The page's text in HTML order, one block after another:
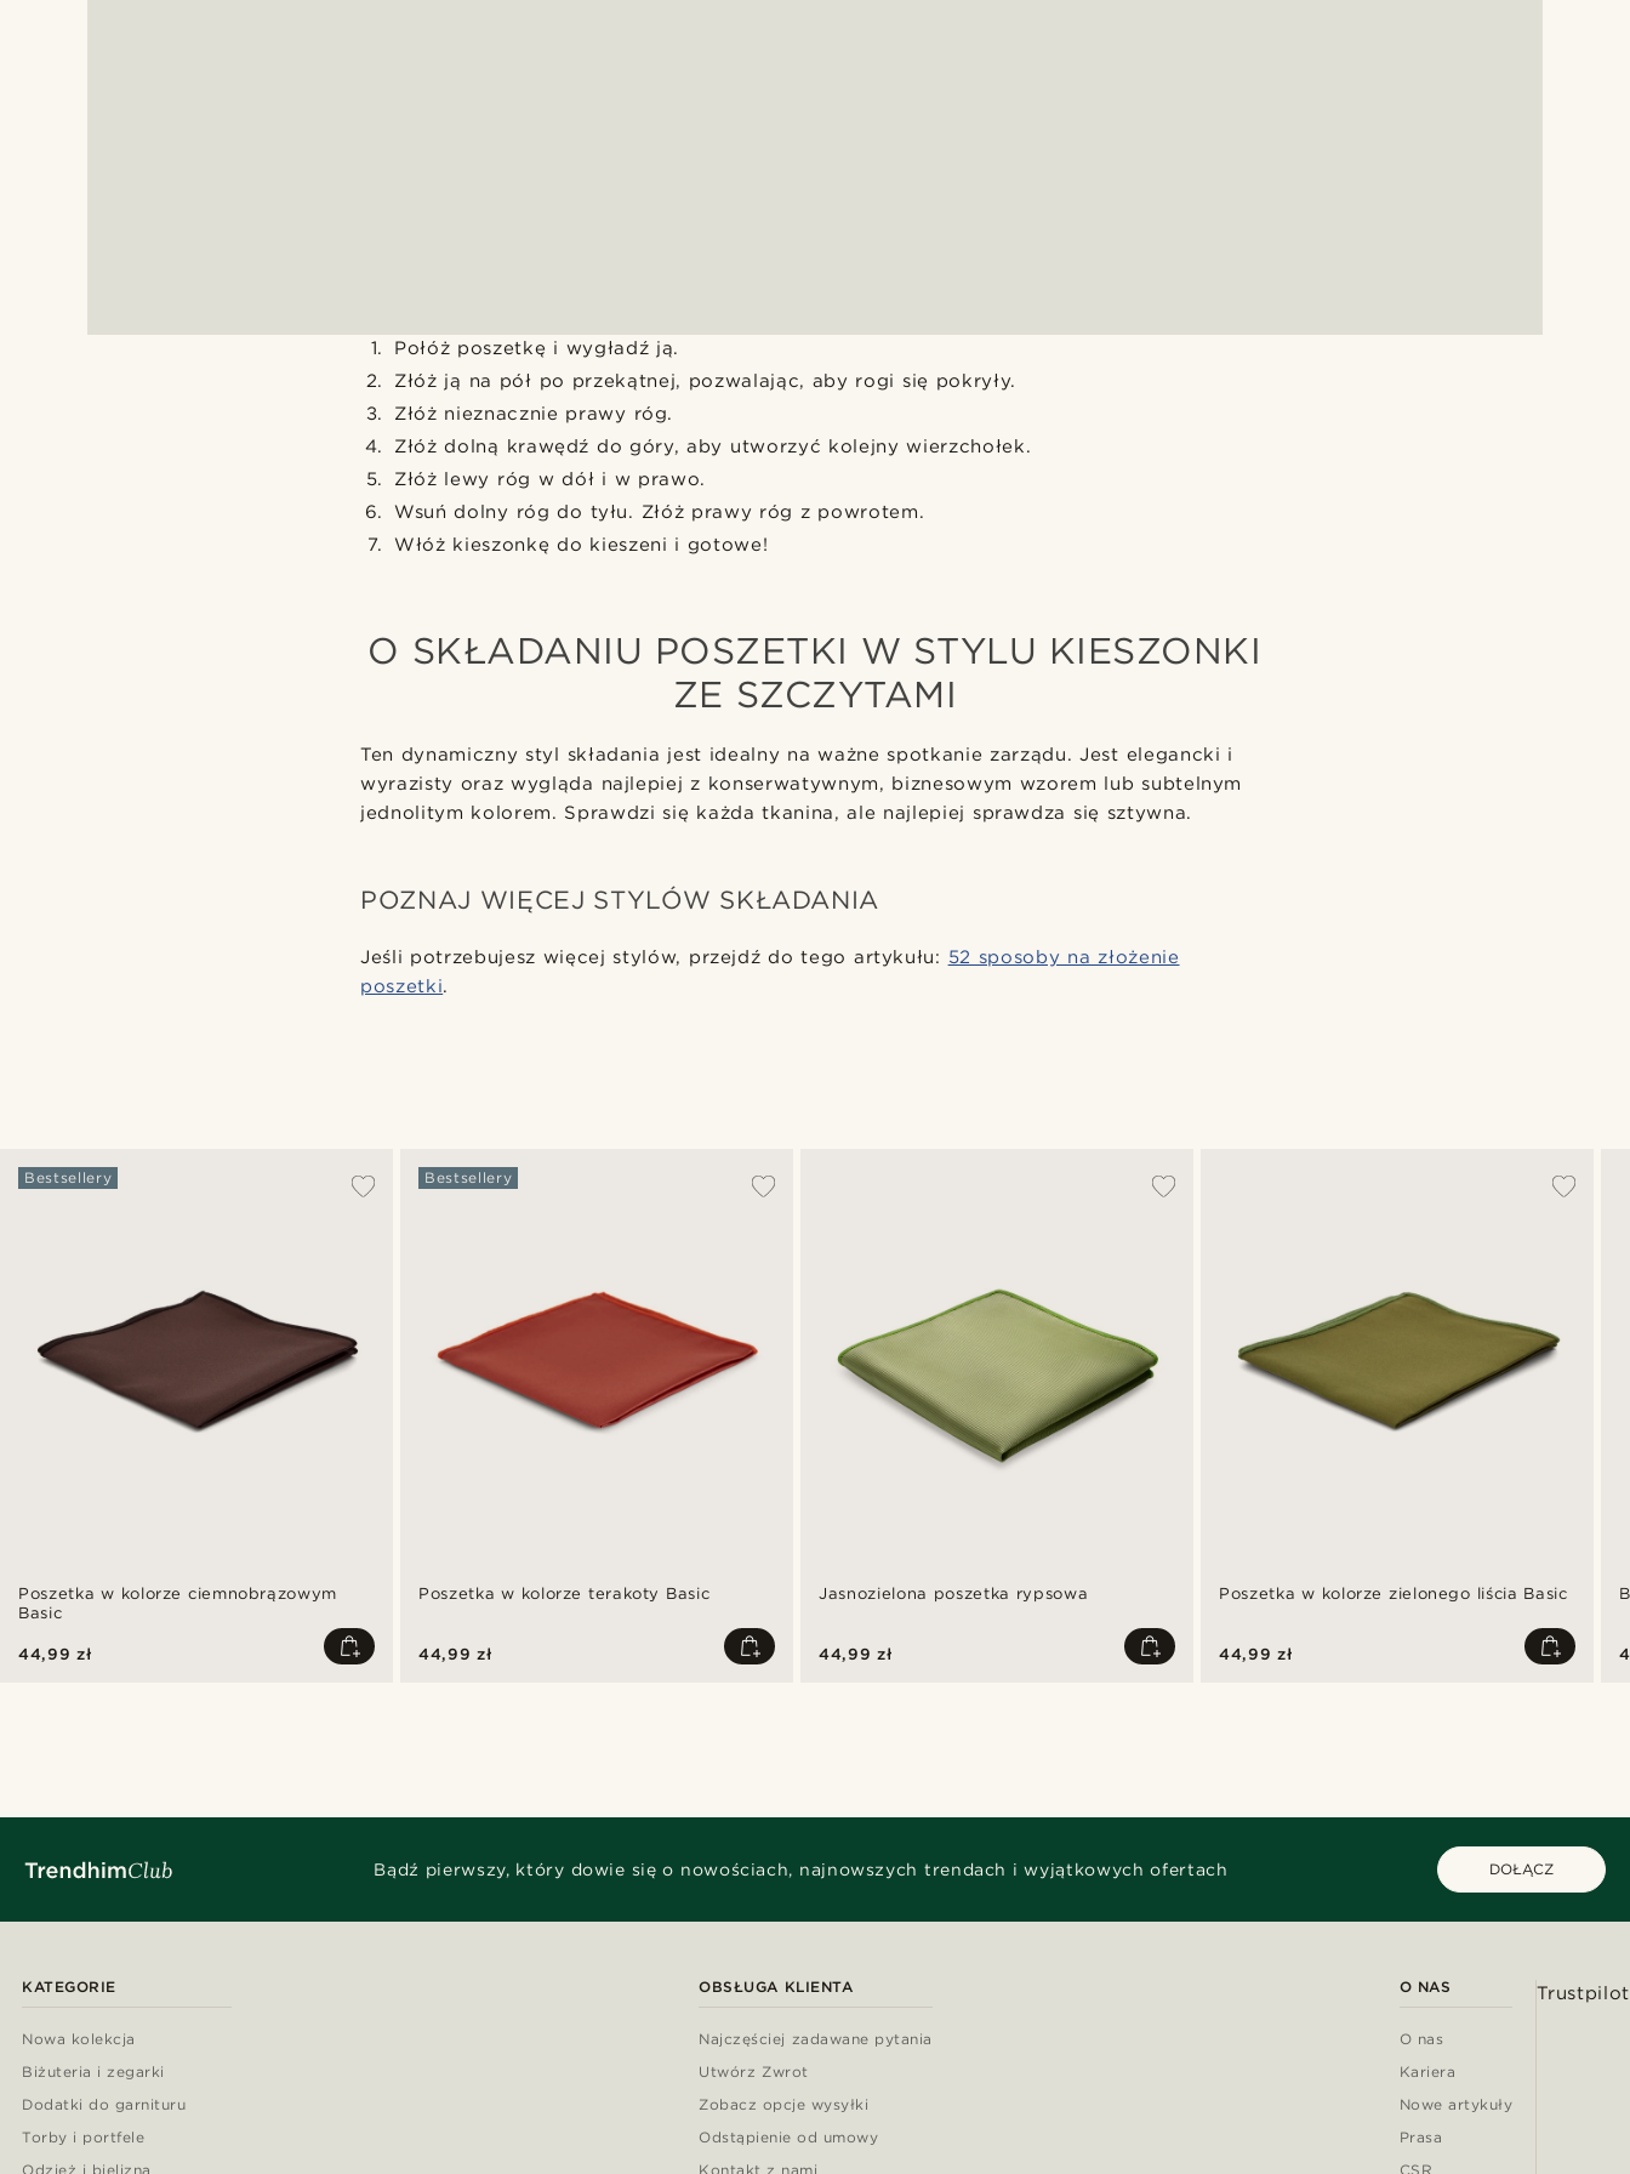
Połóż poszetkę i wygładź ją.
Złóż ją na pół po przekątnej, pozwalając, aby rogi się pokryły.
Złóż nieznacznie prawy róg.
Złóż dolną krawędź do góry, aby utworzyć kolejny wierzchołek.
Złóż lewy róg w dół i w prawo.
Wsuń dolny róg do tyłu. Złóż prawy róg z powrotem.
Włóż kieszonkę do kieszeni i gotowe!
O SKŁADANIU POSZETKI W STYLU KIESZONKI
ZE SZCZYTAMI
Ten dynamiczny styl składania jest idealny na ważne spotkanie zarządu. Jest elegancki i
wyrazisty oraz wygląda najlepiej z konserwatywnym, biznesowym wzorem lub subtelnym
jednolitym kolorem. Sprawdzi się każda tkanina, ale najlepiej sprawdza się sztywna.
POZNAJ WIĘCEJ STYLÓW SKŁADANIA
Jeśli potrzebujesz więcej stylów, przejdź do tego artykułu: 52 sposoby na złożenie
poszetki.
Poszetka w kolorze ciemnobrązowym
Basic
Bestsellery
44,99 zł
Poszetka w kolorze terakoty Basic
Bestsellery
44,99 zł
Jasnozielona poszetka rypsowa
44,99 zł
Poszetka w kolorze zielonego liścia Basic
44,99 zł
Bądź pierwszy, który dowie się o nowościach, najnowszych trendach i wyjątkowych ofertach DOŁĄCZ
KATEGORIE
Nowa kolekcja
Biżuteria i zegarki
Dodatki do garnituru
Torby i portfele
Odzież i bielizna
OBSŁUGA KLIENTA
Najczęściej zadawane pytania
Utwórz Zwrot
Zobacz opcje wysyłki
Odstąpienie od umowy
Kontakt z nami
O NAS
O nas
Kariera
Nowe artykuły
Prasa
CSR
Trustpilot